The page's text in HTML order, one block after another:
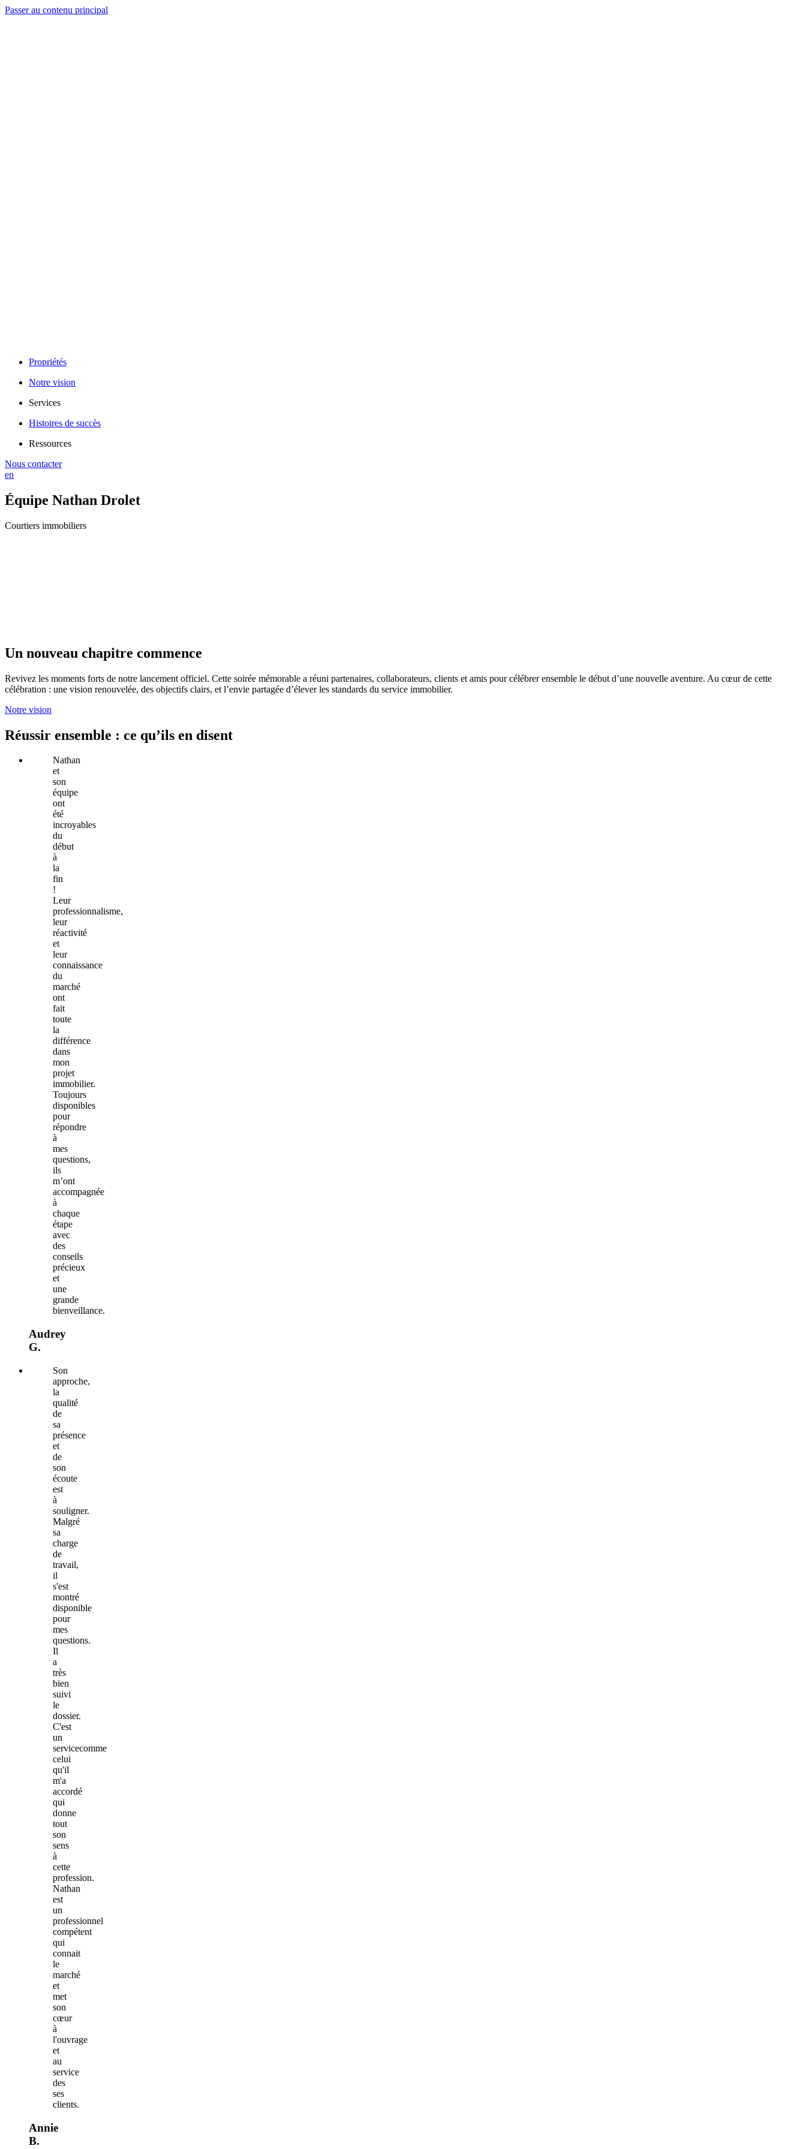
Passer au contenu principal
Propriétés
Notre vision
Services
Histoires de succès
Ressources
Nous contacter
en
Équipe Nathan Drolet
Courtiers immobiliers
Un nouveau chapitre commence
Revivez les moments forts de notre lancement officiel. Cette soirée mémorable a réuni partenaires, collaborateurs, clients et amis pour célébrer ensemble le début d’une nouvelle aventure. Au cœur de cette
célébration : une vision renouvelée, des objectifs clairs, et l’envie partagée d’élever les standards du service immobilier.
Notre vision
Réussir ensemble : ce qu’ils en disent
Nathan
et
son
équipe
ont
été
incroyables
du
début
à
la
fin
!
Leur
professionnalisme,
leur
réactivité
et
leur
connaissance
du
marché
ont
fait
toute
la
différence
dans
mon
projet
immobilier.
Toujours
disponibles
pour
répondre
à
mes
questions,
ils
m’ont
accompagnée
à
chaque
étape
avec
des
conseils
précieux
et
une
grande
bienveillance.
Audrey
G.
Son
approche,
la
qualité
de
sa
présence
et
de
son
écoute
est
à
souligner.
Malgré
sa
charge
de
travail,
il
s'est
montré
disponible
pour
mes
questions.
Il
a
très
bien
suivi
le
dossier.
C'est
un
servicecomme
celui
qu'il
m'a
accordé
qui
donne
tout
son
sens
à
cette
profession.
Nathan
est
un
professionnel
compétent
qui
connait
le
marché
et
met
son
cœur
à
l'ouvrage
et
au
service
des
ses
clients.
Annie
B.